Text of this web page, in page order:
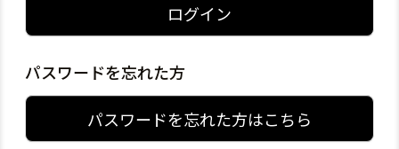
ログイン
パスワードを忘れた方
パスワードを忘れた方はこちら